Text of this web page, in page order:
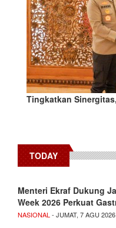
Tingkatkan
TODAY
Menteri Ekraf Dukung
Week 2026 Perkuat
NASIONAL- JUMAT, 7 AGU 2026